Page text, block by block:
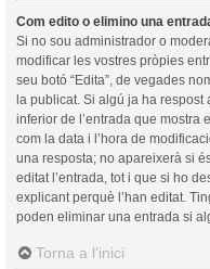
Com edito o elimino una
Si no sou administrador o
modificar les vostres pròpies
seu botó “Edita”, de vegades
la publicat. Si algú ja ha respost
inferior de l’entrada que mostra
com la data i l’hora de
una resposta; no apareixerà si
editat l’entrada, tot i que si ho
explicant perquè l’han editat.
poden eliminar una entrada si
Torna a l’inici